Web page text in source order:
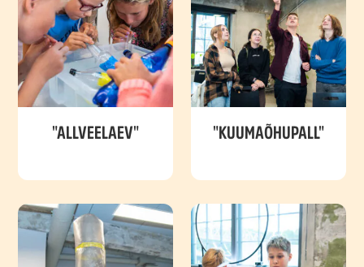
"ALLVEELAEV" "KUUMAÕHUPALL"